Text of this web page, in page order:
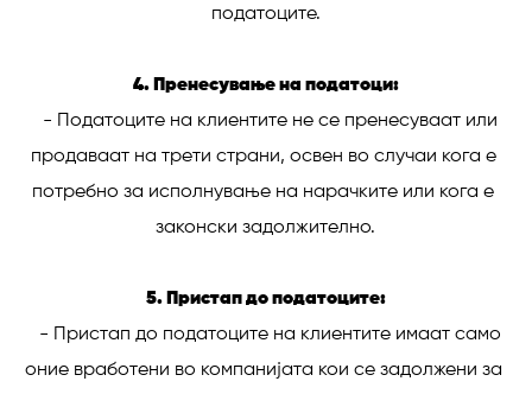
податоците.
4. Пренесување на податоци:
продаваат на трети страни, освен во случаи кога е
потребно за исполнување на нарачките или кога е
законски задолжително.
5. Пристап до податоците:
оние вработени во компанијата кои се задолжени за